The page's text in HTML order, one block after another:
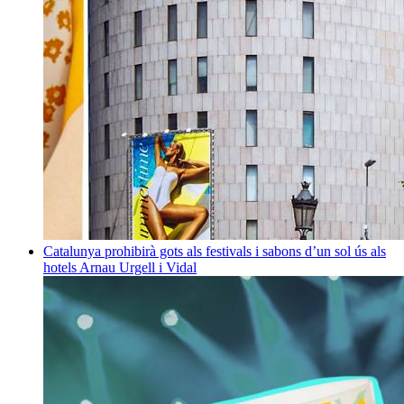
Catalunya prohibirà gots als festivals i sabons d’un sol ús als
hotels Arnau Urgell i Vidal